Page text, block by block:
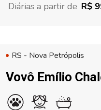
Diárias a partir de R$
RS - Nova Petrópolis
Vovô Emílio